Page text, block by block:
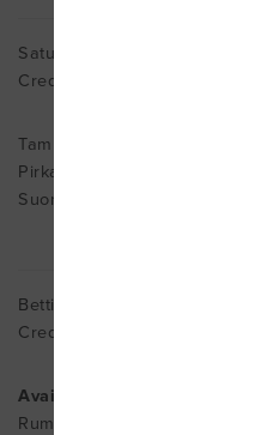
Satu Ahopelto
Cred. MDT
Tampere
Pirkanmaa 33900
Suomi
Bettina Allos
Cred. MDT
Avain Fysio Oy
Rummunlyöjänkatu 11